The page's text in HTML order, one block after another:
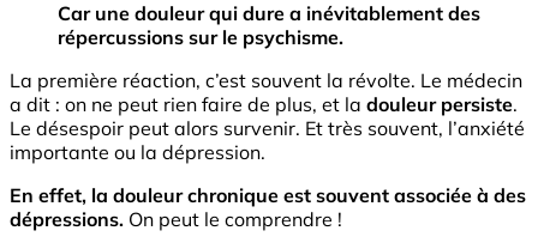
Car une douleur qui dure a inévitablement des
répercussions sur le psychisme.
La première réaction, c’est souvent la révolte. Le médecin
a dit : on ne peut rien faire de plus, et la douleur persiste.
Le désespoir peut alors survenir. Et très souvent, l’anxiété
importante ou la dépression.
En effet, la douleur chronique est souvent associée à des
dépressions. On peut le comprendre !